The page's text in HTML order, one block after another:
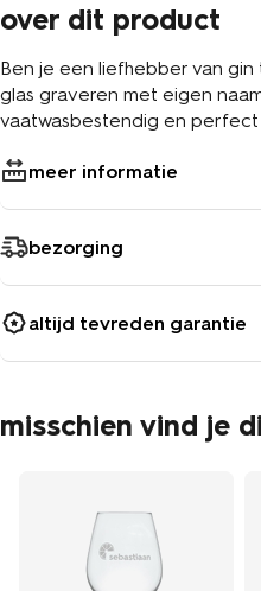
over dit product
Ben je een liefhebber van
glas graveren met eigen
vaatwasbestendig en
meer informatie
bezorging
altijd tevreden garantie
misschien vind je